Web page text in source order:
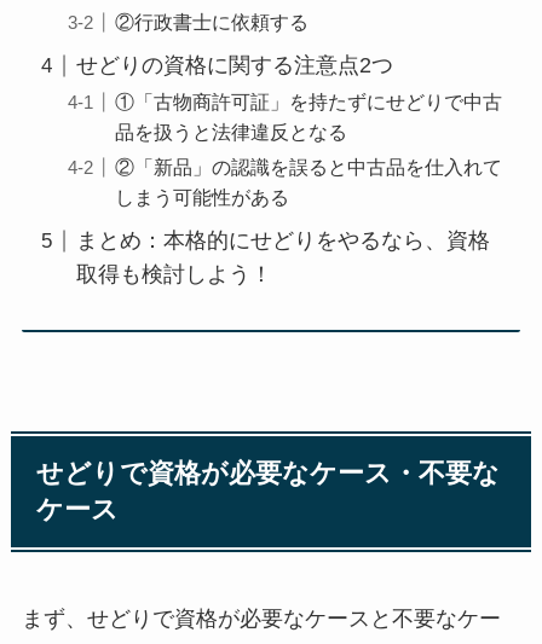
②行政書士に依頼する
せどりの資格に関する注意点2つ
①「古物商許可証」を持たずにせどりで中古
品を扱うと法律違反となる
②「新品」の認識を誤ると中古品を仕入れて
しまう可能性がある
まとめ：本格的にせどりをやるなら、資格
取得も検討しよう！
せどりで資格が必要なケース・不要な
ケース
まず、せどりで資格が必要なケースと不要なケー